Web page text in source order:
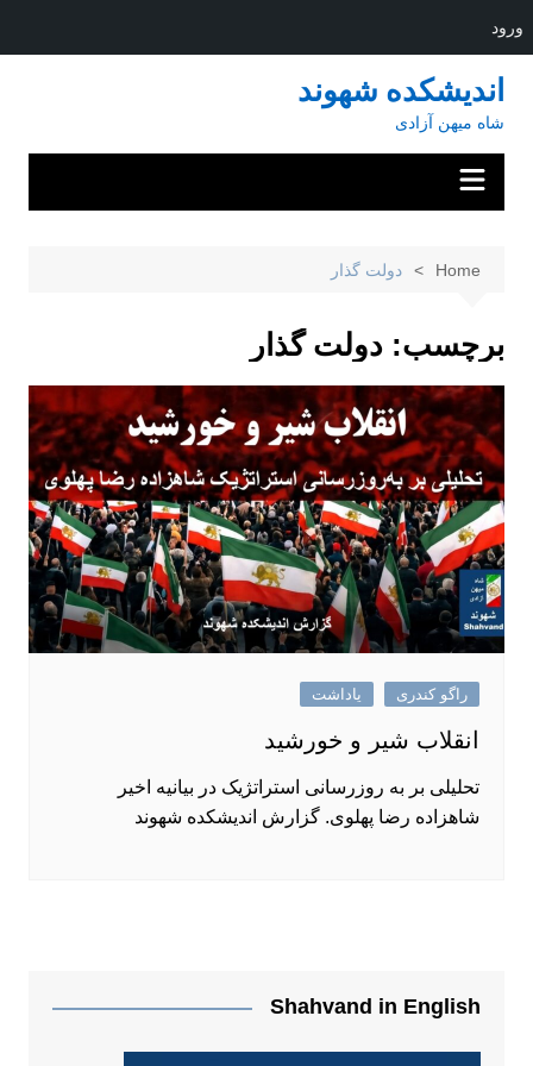
ورود
content
اندیشکده شهوند
شاه میهن آزادی
Home دولت گذار
برچسب: دولت گذار
راگو کندری یاداشت
انقلاب شیر و خورشید
تحلیلی بر به روزرسانی استراتژیک در بیانیه اخیر
شاهزاده رضا پهلوی. گزارش اندیشکده شهوند
Shahvand in English